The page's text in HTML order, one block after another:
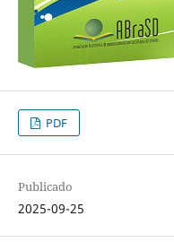
PDF
Publicado
2025-09-25